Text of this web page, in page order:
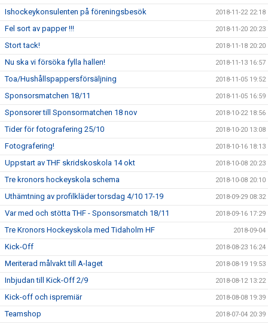
Ishockeykonsulenten på föreningsbesök 2018-11-22 22:18
Fel sort av papper !!! 2018-11-20 20:23
Stort tack! 2018-11-18 20:20
Nu ska vi försöka fylla hallen! 2018-11-13 16:57
Toa/Hushållspappersförsäljning 2018-11-05 19:52
Sponsorsmatchen 18/11 2018-11-05 16:59
Sponsorer till Sponsormatchen 18 nov 2018-10-22 18:56
Tider för fotografering 25/10 2018-10-20 13:08
Fotografering! 2018-10-16 18:13
Uppstart av THF skridskoskola 14 okt 2018-10-08 20:23
Tre kronors hockeyskola schema 2018-10-08 20:10
Uthämtning av profilkläder torsdag 4/10 17-19 2018-09-29 08:32
Var med och stötta THF - Sponsorsmatch 18/11 2018-09-16 17:29
Tre Kronors Hockeyskola med Tidaholm HF 2018-09-04
Kick-Off 2018-08-23 16:24
Meriterad målvakt till A-laget 2018-08-19 19:53
Inbjudan till Kick-Off 2/9 2018-08-12 13:22
Kick-off och ispremiär 2018-08-08 19:39
Teamshop 2018-07-04 20:39